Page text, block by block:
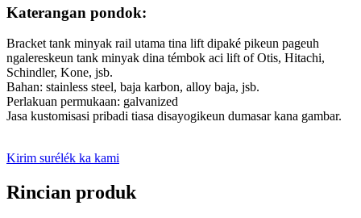
Katerangan pondok:
Bracket tank minyak rail utama tina lift dipaké pikeun pageuh
ngalereskeun tank minyak dina témbok aci lift of Otis, Hitachi,
Schindler, Kone, jsb.
Bahan: stainless steel, baja karbon, alloy baja, jsb.
Perlakuan permukaan: galvanized
Jasa kustomisasi pribadi tiasa disayogikeun dumasar kana gambar.
Kirim surélék ka kami
Rincian produk